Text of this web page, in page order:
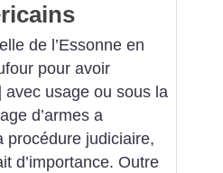
de l’Essonne en
pour avoir
usage ou sous la
d’armes a
procédure judiciaire,
d’importance. Outre